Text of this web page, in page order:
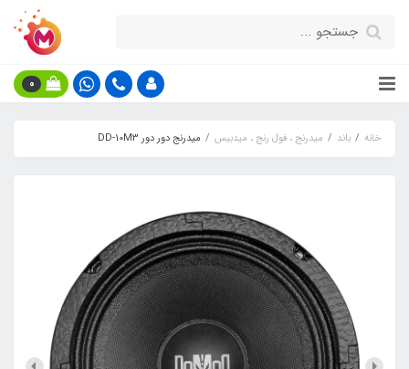
0
خانه باند میدرنج ، فول رنج ، میدبیس میدرنج دور دور DD-10M3